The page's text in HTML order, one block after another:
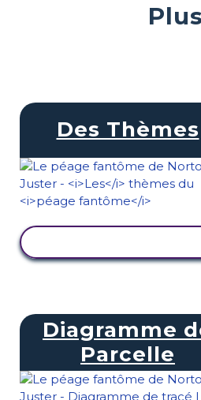
Des Thèmes
Diagramme
Parcelle